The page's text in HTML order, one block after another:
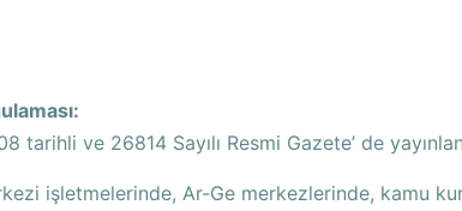
ve 26814 Sayılı Resmi Gazete’ de
işletmelerinde, Ar-Ge merkezlerinde, kamu